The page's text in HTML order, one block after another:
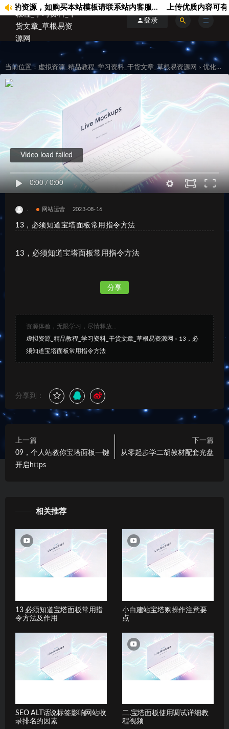
源，如购买本站模板请联系站内客服... 上传优质内容可有效规
登录
当前位置： 虚拟资源_精品教程_学习资料_干货文章_草根易资源网 > 优化运维
0:00 / 0:00
Video load failed
. 网站运营 2023-08-16
13，必须知道宝塔面板常用指令方法
13，必须知道宝塔面板常用指令方法
分享
资源体验，无限学习，尽情释放...
虚拟资源_精品教程_学习资料_干货文章_草根易资源网 » 13，必
须知道宝塔面板常用指令方法
分享到：
上一篇
09，个人站教你宝塔面板一键
开启https
下一篇
从零起步学二胡教材配套光盘
相关推荐
13 必须知道宝塔面板常用指
令方法及作用
小白建站宝塔购操作注意要
点
SEO ALT话说标签影响网站收
录排名的因素
二.宝塔面板使用调试详细教
程视频